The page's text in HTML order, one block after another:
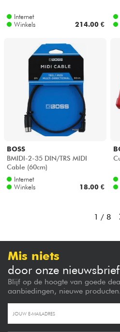
Internet
Winkels
214.00 €
BOSS
BMIDI-2-35 DIN/TRS MIDI
Cable (60cm)
Internet
Winkels
18.00 €
1 / 8
Mis niets
door onze
Blijf op de hoogte van goede
aanbiedingen, nieuwe